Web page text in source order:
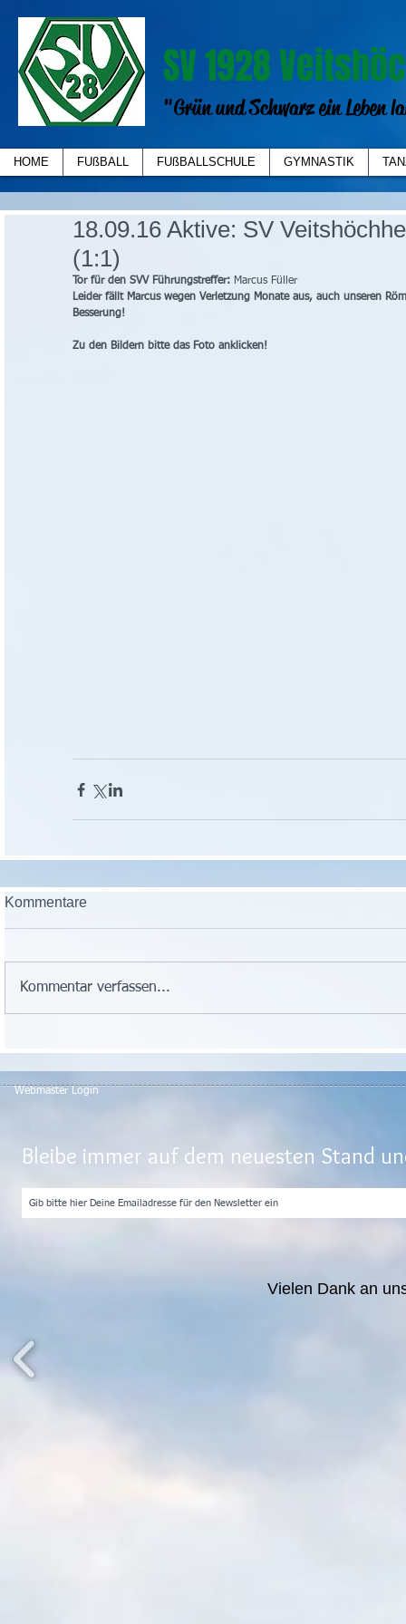
SV 1928
"Grün und Schwarz ein Leben
HOME FUßBALL FUßBALLSCHULE GYMNASTIK
18.09.16 Aktive: SV
(1:1)
Tor für den SVV Führungstreffer: Marcus Füller
Leider fällt Marcus wegen Verletzung Monate aus, auch unseren
Besserung!
Zu den Bildern bitte das Foto anklicken!
Kommentare
Kommentar verfassen...
Webmaster Login
Bleibe immer auf dem neuesten Stand
Vielen Dank an